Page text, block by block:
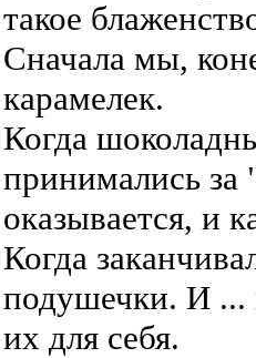
такое
Сначала мы,
карамелек.
Когда
принимались за
оказывается, и
Когда
подушечки. И ...
их для себя.